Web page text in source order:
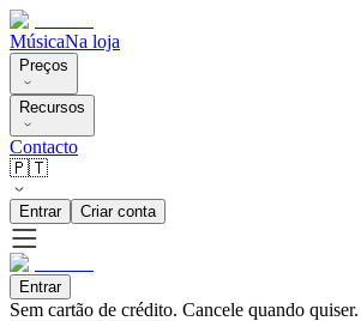
MúsicaNa loja
Preços
Recursos
Contacto
🇵🇹
Entrar Criar conta
Entrar
Sem cartão de crédito. Cancele quando quiser.